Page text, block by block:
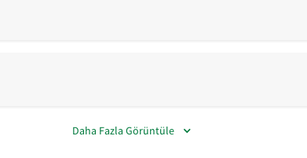
Daha Fazla Görüntüle